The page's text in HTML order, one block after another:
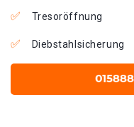
Tresoröffnung
Diebstahlsicherung